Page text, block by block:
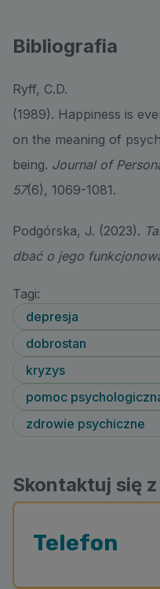
Bibliografia
Ryff, C.D.
(1989). Happiness is
on the meaning of
being. Journalof
57(6), 1069-1081.
Podgórska, J. (2023).
dbać o jego
Tagi:
depresja
dobrostan
kryzys
pomoc
zdrowie psychiczne
Skontaktuj się
Telefon